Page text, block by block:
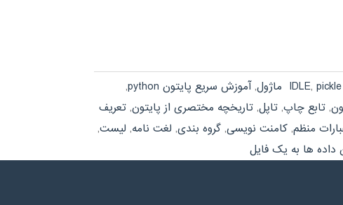
IDLE, pickle ماژول ,آموزش سریع پایتون python
,
,تابع چاپ,تاپل,تاریخچه مختصری از پایتون,تعریف
منظم,کامنت نویسی,گروه بندی, لغت نامه, لیست,
داده ها به یک فایل